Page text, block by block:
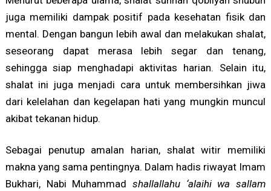
juga memiliki dampak positif pada kesehatan fisik dan
mental. Dengan bangun lebih awal dan melakukan shalat,
seseorang dapat merasa lebih segar dan tenang,
sehingga siap menghadapi aktivitas harian. Selain itu,
shalat ini juga menjadi cara untuk membersihkan jiwa
dari kelelahan dan kegelapan hati yang mungkin muncul
akibat tekanan hidup.
Sebagai penutup amalan harian, shalat witir memiliki
makna yang sama pentingnya. Dalam hadis riwayat Imam
Bukhari, Nabi Muhammad shallallahu ‘alaihi wa sallam